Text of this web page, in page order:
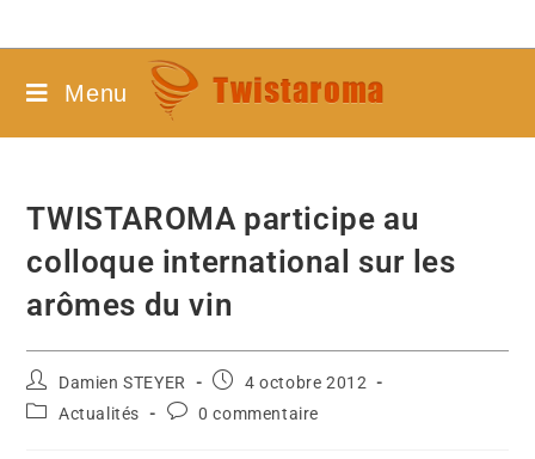
Menu
TWISTAROMA participe au
colloque international sur les
arômes du vin
Damien STEYER
4 octobre 2012
Actualités
0 commentaire